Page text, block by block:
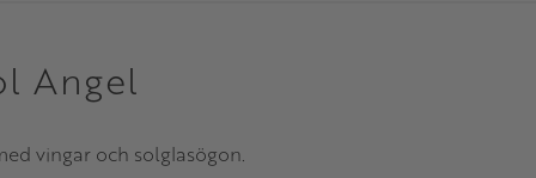
Angel
vingar och solglasögon.